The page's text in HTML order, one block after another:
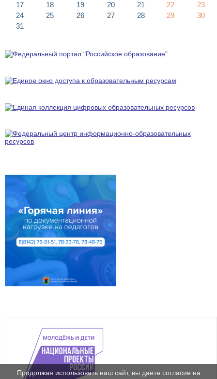
17
18 19 20 21 22
23
24
25 26 27 28 29
30
31
Продолжая использовать наш сайт, вы даете согласие на